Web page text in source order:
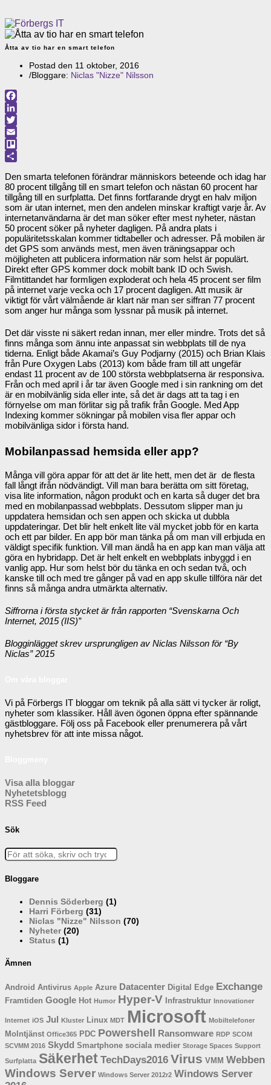
Åtta av tio har en smart telefon
Postad den 11 oktober, 2016
/Bloggare: Niclas "Nizze" Nilsson
Facebook
LinkedIn
Twitter
Email
Trello
Den smarta telefonen förändrar människors beteende och idag har
80 procent tillgång till en smart telefon och nästan 60 procent har
tillgång till en surfplatta. Det finns fortfarande drygt en halv miljon
som är utan internet, men den andelen minskar kraftigt varje år. Av
internetanvändarna är det man söker efter mest nyheter, nästan
50 procent söker på nyheter dagligen. På andra plats i
populäritetsskalan kommer tidtabeller och adresser. På mobilen är
det GPS som används mest, men även träningsappar och
möjligheten att publicera information när som helst är populärt.
Direkt efter GPS kommer dock mobilt bank ID och Swish.
Filmtittandet har formligen exploderat och hela 45 procent ser film
på internet varje vecka och 17 procent dagligen. Att musik är
viktigt för vårt välmående är klart när man ser siffran 77 procent
som anger hur många som lyssnar på musik på internet.
Det där visste ni säkert redan innan, mer eller mindre. Trots det så
finns många som ännu inte anpassat sin webbplats till de nya
tiderna. Enligt både Akamai’s Guy Podjarny (2015) och Brian Klais
från Pure Oxygen Labs (2013) kom både fram till att ungefär
endast 11 procent av de 100 största webbplatserna är responsiva.
Från och med april i år tar även Google med i sin rankning om det
är en mobilvänlig sida eller inte, så det är dags att ta tag i en
förnyelse om man förlitar sig på trafik från Google. Med App
Indexing kommer sökningar på mobilen visa fler appar och
mobilvänliga sidor i första hand.
Mobilanpassad hemsida eller app?
Många vill göra appar för att det är lite hett, men det är de flesta
fall långt ifrån nödvändigt. Vill man bara berätta om sitt företag,
visa lite information, någon produkt och en karta så duger det bra
med en mobilanpassad webbplats. Dessutom slipper man ju
uppdatera hemsidan och sen appen och skicka ut dubbla
uppdateringar. Det blir helt enkelt lite väl mycket jobb för en karta
och ett par bilder. En app bör man tänka på om man vill erbjuda en
väldigt specifik funktion. Vill man ändå ha en app kan man välja att
göra en hybridapp. Det är helt enkelt en webbplats inbyggd i en
vanlig app. Hur som helst bör du tänka en och sedan två, och
kanske till och med tre gånger på vad en app skulle tillföra när det
finns så många andra utmärkta alternativ.
Siffrorna i första stycket är från rapporten “Svenskarna Och
Internet, 2015 (IIS)”
Blogginlägget skrev ursprungligen av Niclas Nilsson för “By
Niclas” 2015
Vi på Förbergs IT bloggar om teknik på alla sätt vi tycker är roligt,
nyheter som klassiker. Håll även ögonen öppna efter spännande
gästbloggare. Följ oss på Facebook eller prenumerera på vårt
nyhetsbrev för att inte missa något.
Visa alla bloggar
Nyhetetsblogg
RSS Feed
Sök
Bloggare
Dennis Söderberg (1)
Harri Förberg (31)
Niclas "Nizze" Nilsson (70)
Nyheter(20)
Status (1)
Ämnen
Android Antivirus Apple Azure Datacenter Digital Edge Exchange
Framtiden Google Hot Humor Hyper-V Infrastruktur Innovationer
Internet iOS Jul Kluster Linux MDT Microsoft Mobiltelefoner
Molntjänst Office365 PDC Powershell Ransomware RDP SCOM
SCVMM 2016 Skydd Smartphone sociala medier Storage Spaces Support
Surfplatta Säkerhet TechDays2016 Virus VMM Webben
Windows Server Windows Server 2012r2 Windows Server